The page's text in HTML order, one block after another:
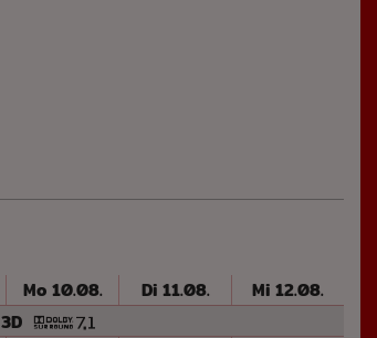
Mo 10.08. Di 11.08.
Mi 12.08.
3D